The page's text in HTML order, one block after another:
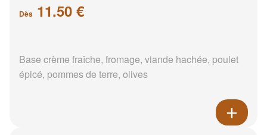
Dès 11.50 €
Base crème fraîche, fromage, viande hachée, poulet
épicé, pommes de terre, olives